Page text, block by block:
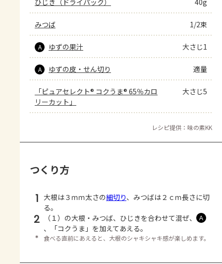
ひじき（ドライパック） 40g
みつば 1/2束
A ゆずの果汁 大さじ1
A ゆずの皮・せん切り 適量
「ピュアセレクト® コクうま® 65％カロ
リーカット」
大さじ5
レシピ提供：味の素KK
つくり方
1 大根は３ｍｍ太さの細切り、みつばは２ｃｍ長さに切
る。
2 （１）の大根・みつば、ひじきを合わせて混ぜ、 Ａ
、「コクうま」を加えてあえる。
＊ 食べる直前にあえると、大根のシャキシャキ感が楽しめます。